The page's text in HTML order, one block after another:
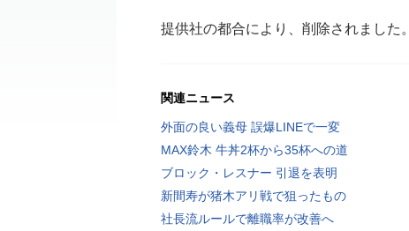
提供社の都合により、削除されました。
関連ニュース
外面の良い義母 誤爆LINEで一変
MAX鈴木 牛丼2杯から35杯への道
ブロック・レスナー 引退を表明
新間寿が猪木アリ戦で狙ったもの
社長流ルールで離職率が改善へ